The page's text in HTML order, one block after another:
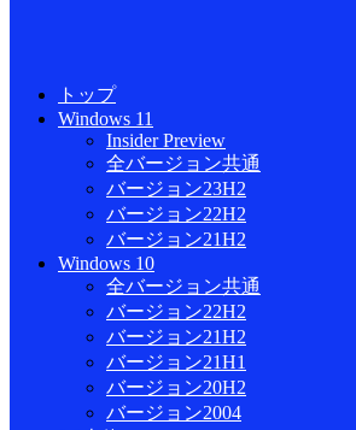
トップ
Windows 11
Insider Preview
全バージョン共通
バージョン23H2
バージョン22H2
バージョン21H2
Windows 10
全バージョン共通
バージョン22H2
バージョン21H2
バージョン21H1
バージョン20H2
バージョン2004